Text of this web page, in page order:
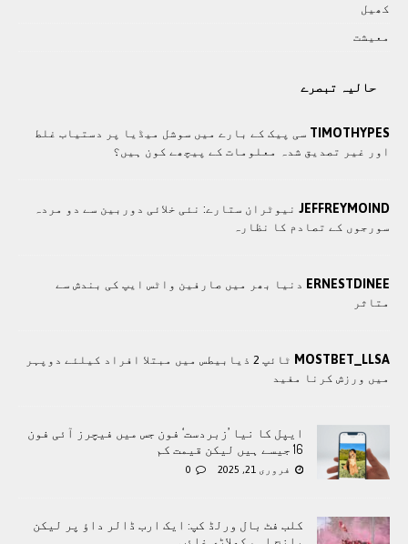
کھيل
معيشت
حالیہ تبصرے
TIMOTHYPES سی پیک کے بارے میں سوشل میڈیا پر دستیاب غلط
اور غیر تصدیق شدہ معلومات کے پیچھے کون ہیں؟
JEFFREYMOIND نیوٹران ستارے: نئی خلائی دوربین سے دو مردہ
سورجوں کے تصادم کا نظارہ
ERNESTDINEE دنیا بھر میں صارفین واٹس ایپ کی بندش سے
متاثر
MOSTBET_LLSA
ٹائپ 2 ذیابیطس میں مبتلا افراد کیلئے دوپہر
میں ورزش کرنا مفید
ایپل کا نیا ’زبردست‘ فون جس میں فیچرز آئی فون
16 جیسے ہیں لیکن قیمت کم
فروری 21, 2025 0
کلب فٹ بال ورلڈ کپ: ایک ارب ڈالر داؤ پر لیکن
پانچ اہم کھلاڑی غائب